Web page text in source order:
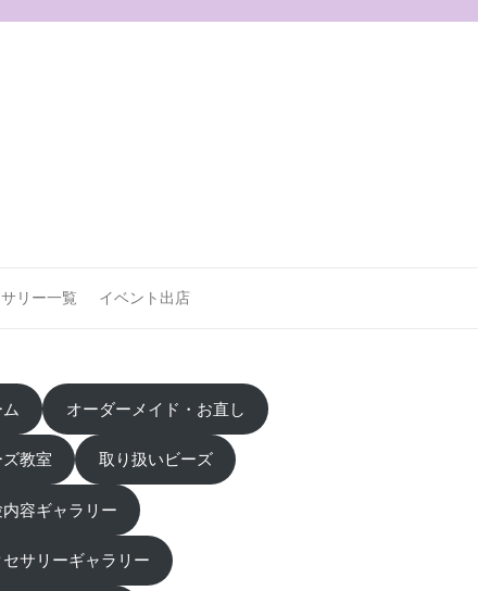
リー一覧 イベント出店
オーダーメイド・お直し
ズ教室 取り扱いビーズ
容ギャラリー
セサリーギャラリー